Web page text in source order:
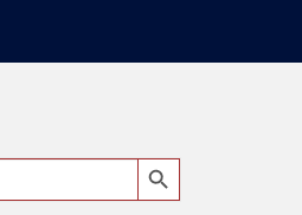
Search Button